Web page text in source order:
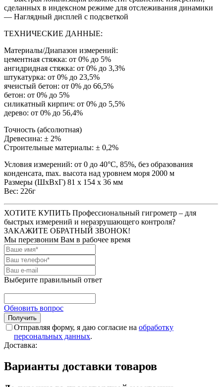
сделанных в индексном режиме для отслеживания динамики
— Наглядный дисплей с подсветкой
ТЕХНИЧЕСКИЕ ДАННЫЕ:
Материалы/Диапазон измерений:
цементная стяжка: от 0% до 5%
ангидридная стяжка: от 0% до 3,3%
штукатурка: от 0% до 23,5%
ячеистый бетон: от 0% до 66,5%
бетон: от 0% до 5%
силикатный кирпич: от 0% до 5,5%
дерево: от 0% до 56,4%
Точность (абсолютная)
Древесина: ± 2%
Строительные материалы: ± 0,2%
Условия измерений: от 0 до 40°C, 85%, без образования
конденсата, max. высота над уровнем моря 2000 м
Размеры (ШхВхГ) 81 x 154 x 36 мм
Вес: 226г
ХОТИТЕ КУПИТЬ Профессиональный гигрометр – для
быстрых измерений и неразрушающего контроля?
ЗАКАЖИТЕ ОБРАТНЫЙ ЗВОНОК!
Мы перезвоним Вам в рабочее время
Выберите правильный ответ
Обновить вопрос
Отправляя форму, я даю согласие на обработку
персональных данных.
Доставка:
Варианты доставки товаров